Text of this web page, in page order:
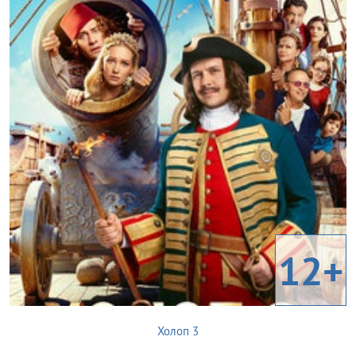
12+
Холоп 3